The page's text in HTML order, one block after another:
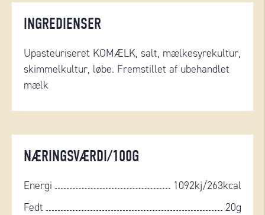
INGREDIENSER
Upasteuriseret KOMÆLK, salt, mælkesyrekultur,
skimmelkultur, løbe. Fremstillet af ubehandlet
mælk
NÆRINGSVÆRDI/100G
Energi
1092kj/263kcal
Fedt
20g